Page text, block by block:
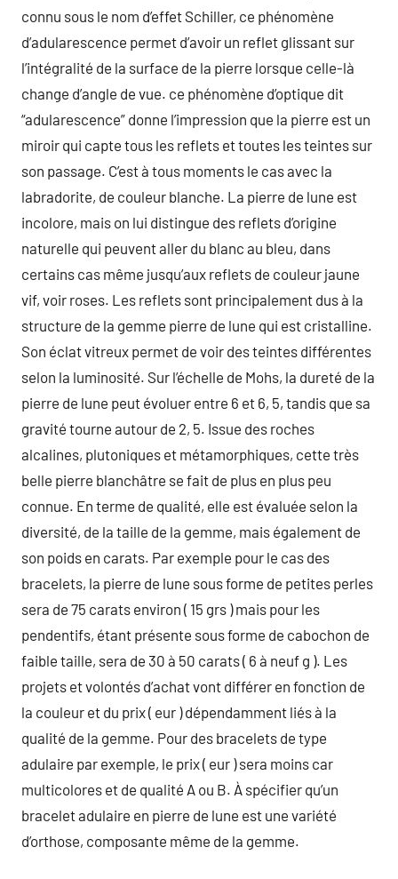
connu sous le nom d’effet Schiller, ce phénomène
d’adularescence permet d’avoir un reflet glissant sur
l’intégralité de la surface de la pierre lorsque celle-là
change d’angle de vue. ce phénomène d’optique dit
“adularescence” donne l’impression que la pierre est un
miroir qui capte tous les reflets et toutes les teintes sur
son passage. C’est à tous moments le cas avec la
labradorite, de couleur blanche. La pierre de lune est
incolore, mais on lui distingue des reflets d’origine
naturelle qui peuvent aller du blanc au bleu, dans
certains cas même jusqu’aux reflets de couleur jaune
vif, voir roses. Les reflets sont principalement dus à la
structure de la gemme pierre de lune qui est cristalline.
Son éclat vitreux permet de voir des teintes différentes
selon la luminosité. Sur l’échelle de Mohs, la dureté de la
pierre de lune peut évoluer entre 6 et 6, 5, tandis que sa
gravité tourne autour de 2, 5. Issue des roches
alcalines, plutoniques et métamorphiques, cette très
belle pierre blanchâtre se fait de plus en plus peu
connue. En terme de qualité, elle est évaluée selon la
diversité, de la taille de la gemme, mais également de
son poids en carats. Par exemple pour le cas des
bracelets, la pierre de lune sous forme de petites perles
sera de 75 carats environ ( 15 grs ) mais pour les
pendentifs, étant présente sous forme de cabochon de
faible taille, sera de 30 à 50 carats ( 6 à neuf g ). Les
projets et volontés d’achat vont différer en fonction de
la couleur et du prix ( eur ) dépendamment liés à la
qualité de la gemme. Pour des bracelets de type
adulaire par exemple, le prix ( eur ) sera moins car
multicolores et de qualité A ou B. À spécifier qu’un
bracelet adulaire en pierre de lune est une variété
d’orthose, composante même de la gemme.